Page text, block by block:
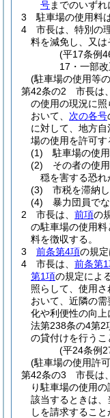
号までのいずれ
3
駐車場の使用料は
4
市長は、特別の
料を減免し、又は
(平17条例
17・一部
(駐車場の使用等
第42条の2
市長は、
の使用の現況に
おいて、 次の各号
に対して、地方
場の使用を許可す
(1)
駐車場の使
(2)
その者の使
穏を害する恐れ
(3)
市税を滞納
(4)
暴力団員でな
2
市長は、 前項の
の駐車場の使用
料を徴収する。
3
前条第4項の規定
4
市長は、 前条第
第1項の規定によ
照らして、使用
おいて、近隣の
化や利便性の向
法第238条の4第2
の貸付けを行うこ
(平24条例
(駐車場の使用許
第42条の3
市長は、
り駐車場の使用
該当するときは
しを請求すること